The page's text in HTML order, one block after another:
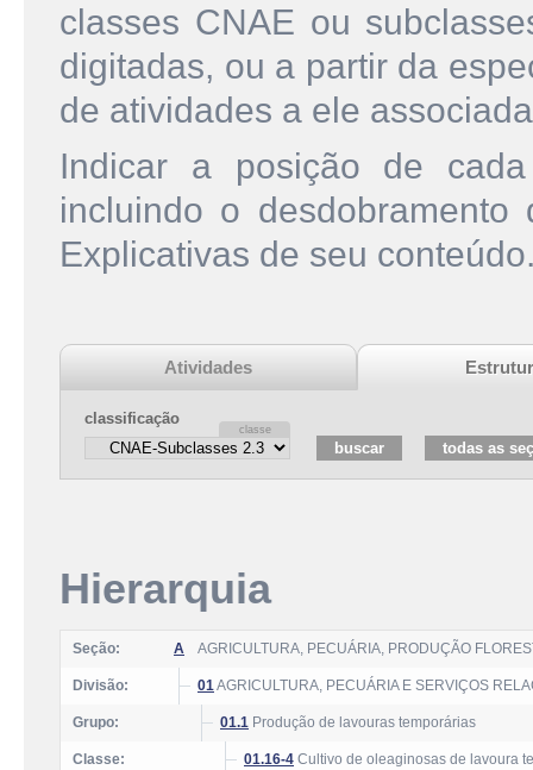
classes CNAE ou
digitadas, ou a partir da
de atividades a ele
Indicar a posição de
incluindo o
Explicativas de seu
Atividades
classificação
Hierarquia
Seção: A AGRICULTURA, PECUÁRIA, PRODUÇÃO
Divisão: 01AGRICULTURA, PECUÁRIA E SERVIÇOS
Grupo: 01.1 Produção de lavouras temporárias
Classe: 01.16-4 Cultivo de oleaginosas de lavoura